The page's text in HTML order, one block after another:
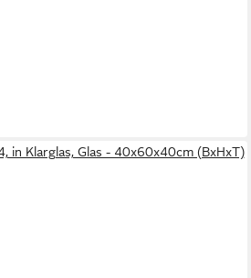
in Klarglas, Glas - 40x60x40cm (BxHxT)